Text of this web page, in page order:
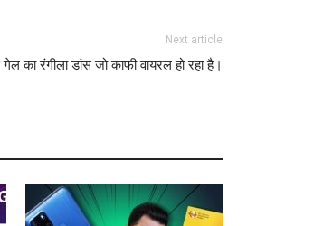
Next article
का रंगीला डांस जो काफी वायरल हो रहा है।